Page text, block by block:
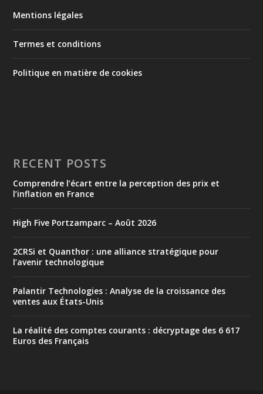
Mentions légales
Termes et conditions
Politique en matière de cookies
RECENT POSTS
Comprendre l’écart entre la perception des prix et
l’inflation en France
High Five Portzamparc – Août 2026
2CRSi et Quanthor : une alliance stratégique pour
l’avenir technologique
Palantir Technologies : Analyse de la croissance des
ventes aux États-Unis
La réalité des comptes courants : décryptage des 6 617
Euros des Français